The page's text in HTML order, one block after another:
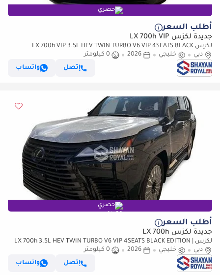
حصري
أطلب السعر
جديدة لكزس LX 700h VIP
لكزس LX 700h VIP 3.5L HEV TWIN TURBO V6 VIP 4SEATS BLACK
EDITION | AUTO PARKING | AT 4WD 2026MY
دبي خليجي 2026
0 كيلومتر
إتصل
واتساب
حصري
أطلب السعر
جديدة لكزس LX 700h
لكزس LX 700h 3.5L HEV TWIN TURBO V6 VIP 4SEATS BLACK EDITION |
AUTO PARKING | AT 4WD 2026MY
دبي خليجي 2026
0 كيلومتر
إتصل
واتساب